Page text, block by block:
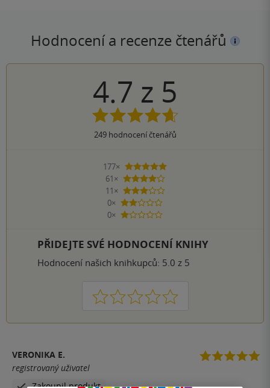
Hodnocení a recenze čtenářů
4.7 z 5
249hodnocení čtenářů
177×
5 hvězdiček
61×
4 hvězdičky
11×
3 hvězdičky
0×
2 hvězdičky
0×
1 hvezdička
PŘIDEJTE SVÉ HODNOCENÍ KNIHY
Hodnocení našich knihkupců: 5.0 z 5
1 2 3 4 5
VERONIKA E.
registrovaný uživatel